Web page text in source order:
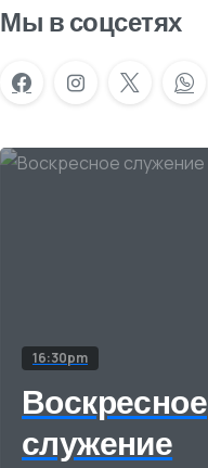
Мы в соцсетях
16:30pm
Воскресное
служение